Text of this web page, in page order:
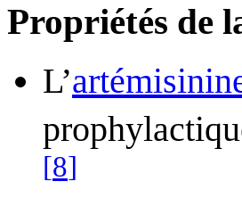
Propriétés de
L’
[8]